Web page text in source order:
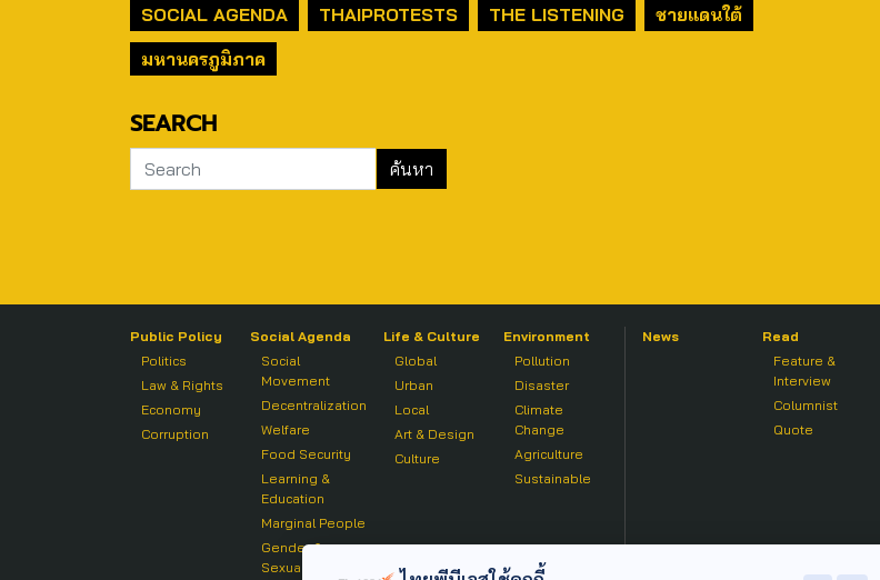
SOCIAL AGENDA
THAIPROTESTS THE LISTENING
ชายแดนใต้
มหานครภูมิภาค
SEARCH
Public Policy
Politics
Law & Rights
Economy
Corruption
Social Agenda
Social
Movement
Decentralization
Welfare
Food Security
Learning &
Education
Marginal People
Gender &
Sexuality
Life & Culture
Global
Urban
Local
Art & Design
Culture
Environment
Pollution
Disaster
Climate
Change
Agriculture
Sustainable
News
Read
Feature &
Interview
Columnist
Quote